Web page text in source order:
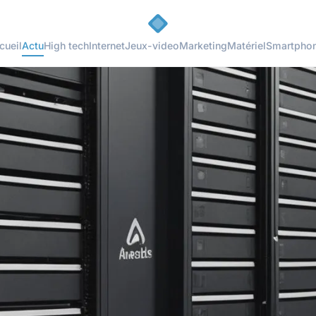
ActuHigh techInternetJeux-videoMarketingMatériel